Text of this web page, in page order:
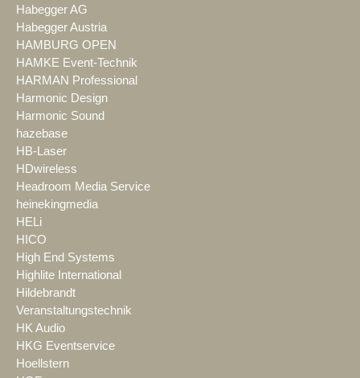
Habegger AG
Habegger Austria
HAMBURG OPEN
HAMKE Event-Technik
HARMAN Professional
Harmonic Design
Harmonic Sound
hazebase
HB-Laser
HDwireless
Headroom Media Service
heinekingmedia
HELi
HICO
High End Systems
Highlite International
Hildebrandt
Veranstaltungstechnik
HK Audio
HKG Eventservice
Hoellstern